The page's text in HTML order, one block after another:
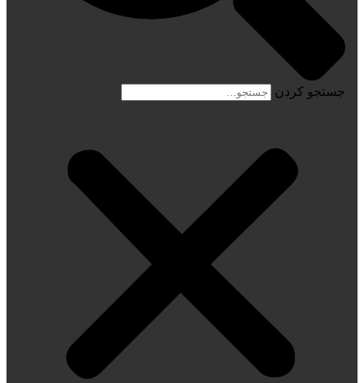
جستجو کردن